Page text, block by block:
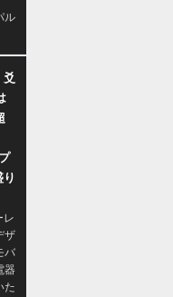
ル
爻
り
レ
ザ
バ
器
た